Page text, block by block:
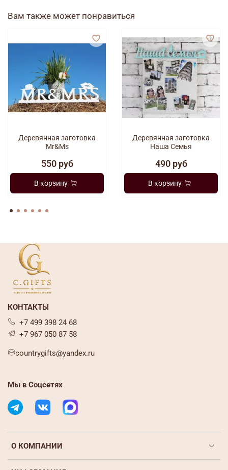
Вам также может понравиться
Деревянная заготовка
Mr&Ms
550 руб
В корзину
Деревянная заготовка
Наша Семья
490 руб
В корзину
О КОМПАНИИ
КОНТАКТЫ
+7 499 398 24 68
+7 967 050 87 58
countrygifts@yandex.ru
Мы в Соцсетях